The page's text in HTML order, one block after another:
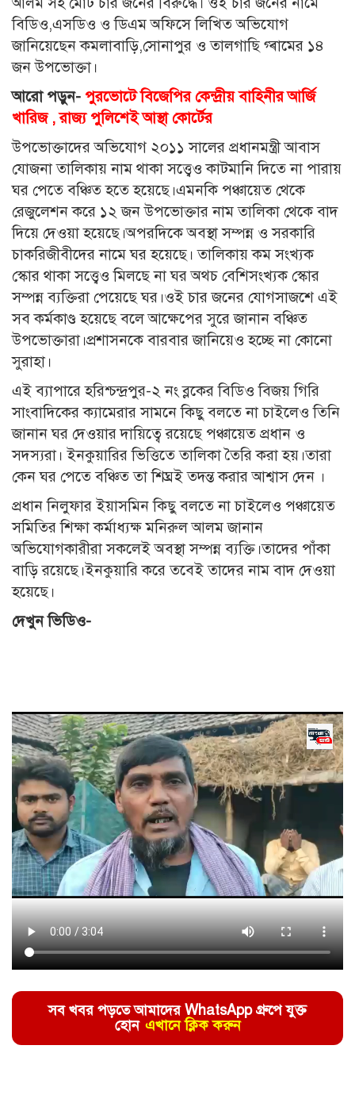
বিডিও,এসডিও ও ডিএম অফিসে লিখিত অভিযোগ
জানিয়েছেন কমলাবাড়ি,সোনাপুর ও তালগাছি গ্ৰামের ১৪
জন উপভোক্তা।
আরো পড়ুন- পুরভোটে বিজেপির কেন্দ্রীয় বাহিনীর আর্জি
খারিজ , রাজ্য পুলিশেই আস্থা কোর্টের
উপভোক্তাদের অভিযোগ ২০১১ সালের প্রধানমন্ত্রী আবাস
যোজনা তালিকায় নাম থাকা সত্ত্বেও কাটমানি দিতে না পারায়
ঘর পেতে বঞ্চিত হতে হয়েছে।এমনকি পঞ্চায়েত থেকে
রেজুলেশন করে ১২ জন উপভোক্তার নাম তালিকা থেকে বাদ
দিয়ে দেওয়া হয়েছে।অপরদিকে অবস্থা সম্পন্ন ও সরকারি
চাকরিজীবীদের নামে ঘর হয়েছে। তালিকায় কম সংখ্যক
স্কোর থাকা সত্ত্বেও মিলছে না ঘর অথচ বেশিসংখ্যক স্কোর
সম্পন্ন ব্যক্তিরা পেয়েছে ঘর।ওই চার জনের যোগসাজশে এই
সব কর্মকাণ্ড হয়েছে বলে আক্ষেপের সুরে জানান বঞ্চিত
উপভোক্তারা।প্রশাসনকে বারবার জানিয়েও হচ্ছে না কোনো
সুরাহা।
এই ব্যাপারে হরিশ্চন্দ্রপুর-২ নং ব্লকের বিডিও বিজয় গিরি
সাংবাদিকের ক্যামেরার সামনে কিছু বলতে না চাইলেও তিনি
জানান ঘর দেওয়ার দায়িত্বে রয়েছে পঞ্চায়েত প্রধান ও
সদস্যরা। ইনকুয়ারির ভিত্তিতে তালিকা তৈরি করা হয়।তারা
কেন ঘর পেতে বঞ্চিত তা শিঘ্রই তদন্ত করার আশ্বাস দেন ।
প্রধান নিলুফার ইয়াসমিন কিছু বলতে না চাইলেও পঞ্চায়েত
সমিতির শিক্ষা কর্মাধ্যক্ষ মনিরুল আলম জানান
অভিযোগকারীরা সকলেই অবস্থা সম্পন্ন ব্যক্তি।তাদের পাঁকা
বাড়ি রয়েছে।ইনকুয়ারি করে তবেই তাদের নাম বাদ দেওয়া
হয়েছে।
দেখুন ভিডিও-
সব খবর পড়তে আমাদের WhatsApp গ্রুপে যুক্ত
হোন এখানে ক্লিক করুন